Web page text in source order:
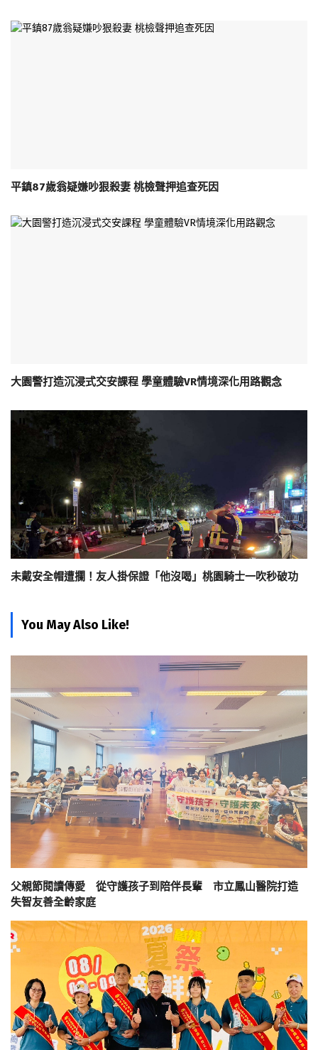
平鎮87歲翁疑嫌吵狠殺妻 桃檢聲押追查死因
大園警打造沉浸式交安課程 學童體驗VR情境深化用路觀念
未戴安全帽遭攔！友人掛保證「他沒喝」桃園騎士一吹秒破功
You May Also Like!
父親節閱讀傳愛 從守護孩子到陪伴長輩 市立鳳山醫院打造
失智友善全齡家庭